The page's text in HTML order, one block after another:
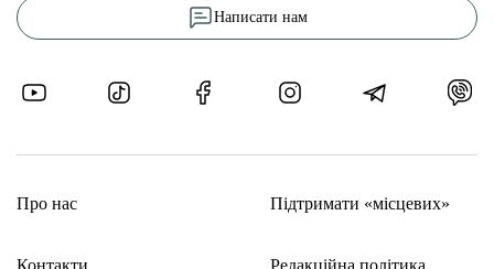
Написати нам
Про нас
Контакти
Підтримати «місцевих»
Редакційна політика